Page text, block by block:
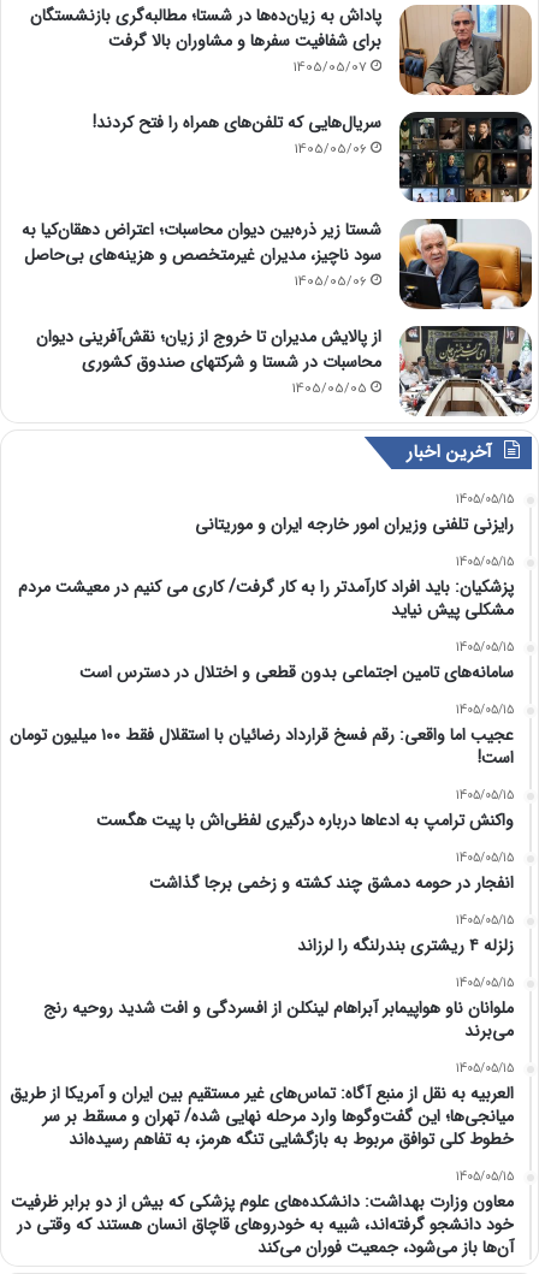
پاداش به زیان‌ده‌ها در شستا؛ مطالبه‌گری بازنشستگان
برای شفافیت سفرها و مشاوران بالا گرفت
1405/05/07
سریال‌هایی که تلفن‌های همراه را فتح کردند!
1405/05/06
شستا زیر ذره‌بین دیوان محاسبات؛ اعتراض دهقان‌کیا به
سود ناچیز، مدیران غیرمتخصص و هزینه‌های بی‌حاصل
1405/05/06
از پالایش مدیران تا خروج از زیان؛ نقش‌آفرینی دیوان
محاسبات در شستا و شرکتهای صندوق کشوری
1405/05/05
آخرین اخبار
1405/05/15
رایزنی تلفنی وزیران امور خارجه ایران و موریتانی
1405/05/15
پزشکیان: باید افراد کارآمدتر را به کار گرفت/ کاری می کنیم در معیشت مردم
مشکلی پیش نیاید
1405/05/15
سامانه‌های تامین اجتماعی بدون قطعی و اختلال در دسترس است
1405/05/15
عجیب اما واقعی: رقم فسخ قرارداد رضائیان با استقلال فقط ۱۰۰ میلیون تومان
است!
1405/05/15
واکنش ترامپ به ادعاها درباره درگیری لفظی‌اش با پیت هگست
1405/05/15
انفجار در حومه دمشق چند کشته و زخمی برجا گذاشت
1405/05/15
زلزله ۴ ریشتری بندرلنگه را لرزاند
1405/05/15
ملوانان ناو هواپیمابر آبراهام لینکلن از افسردگی و افت شدید روحیه رنج
می‌برند
1405/05/15
العربیه به نقل از منبع آگاه: تماس‌های غیر مستقیم بین ایران و آمریکا از طریق
میانجی‌ها؛ این گفت‌و‌گو‌ها وارد مرحله نهایی شده/ تهران و مسقط بر سر
خطوط کلی توافق مربوط به بازگشایی تنگه هرمز، به تفاهم رسیده‌اند
1405/05/15
معاون وزارت بهداشت: دانشکده‌های علوم پزشکی که بیش از دو برابر ظرفیت
خود دانشجو گرفته‌اند، شبیه به خودرو‌های قاچاق انسان هستند که وقتی در
آن‌ها باز می‌شود، جمعیت فوران می‌کند